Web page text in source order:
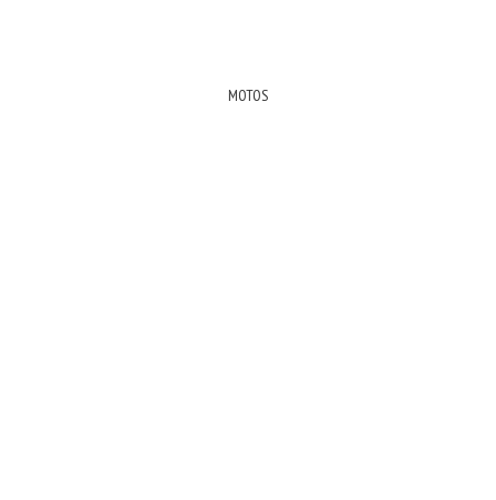
MOTOS